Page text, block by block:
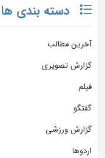
دسته بندی ها
آخرین مطالب
گزارش تصویری
فیلم
گفتگو
گزارش ورزشی
اردوها